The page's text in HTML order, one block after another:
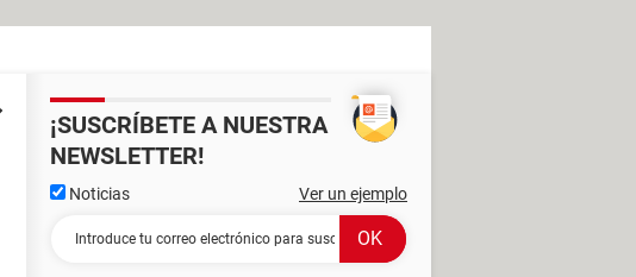
¡SUSCRÍBETE A NUESTRA
NEWSLETTER!
Noticias Ver un ejemplo